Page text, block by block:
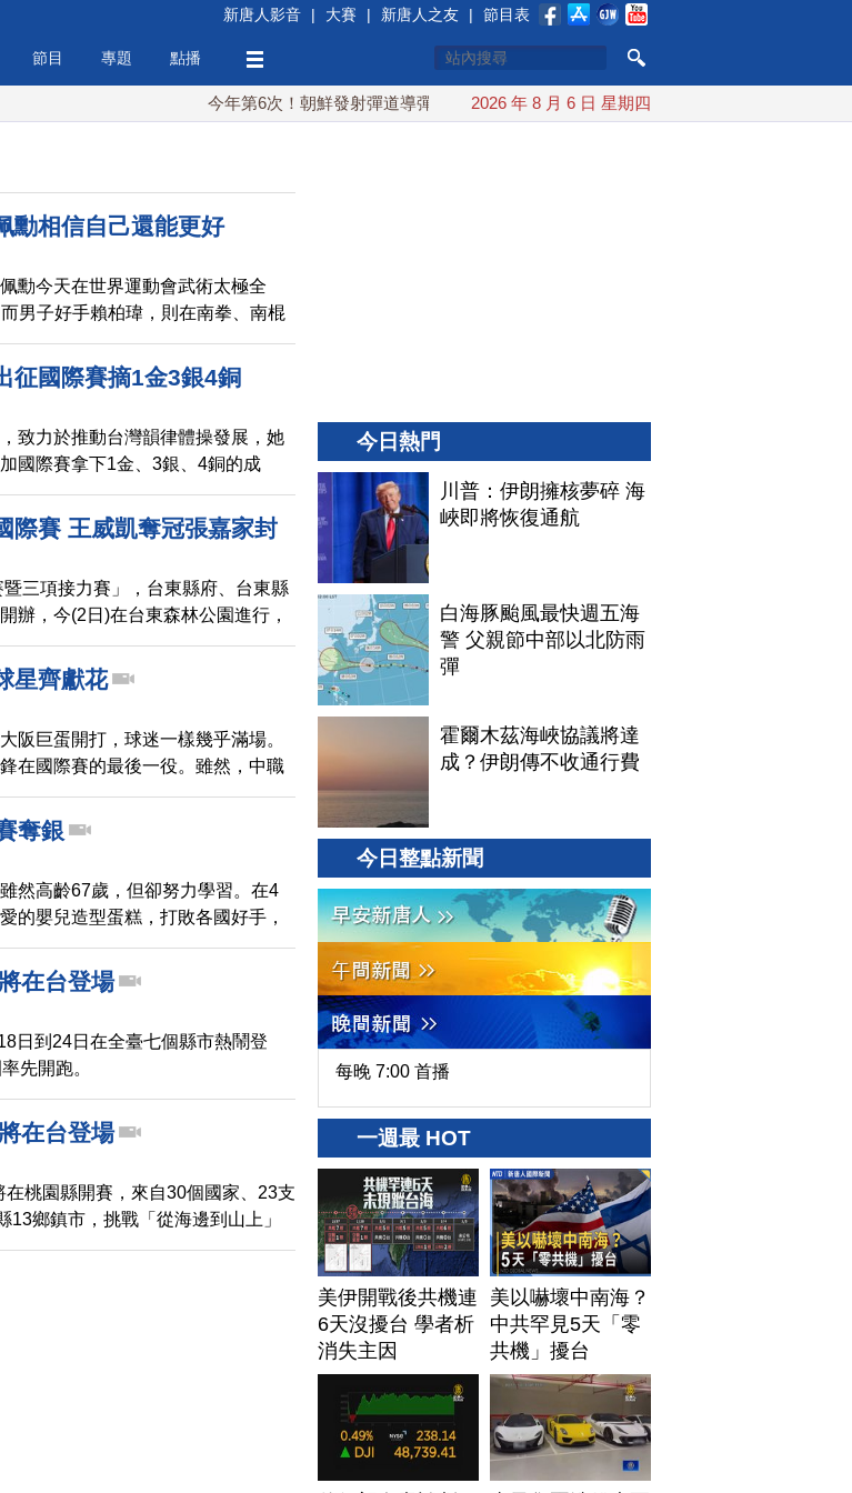
新唐人影音 | 大賽 | 新唐人之友 | 節目表
節目 專題 點播
今年第6次！朝鮮發射彈道導彈 落日本EEZ外 紅海戰火續升溫 也門胡塞武裝稱又襲擊
2026 年 8 月 6 日 星期四
勳相信自己還能更好
勳今天在世界運動會武術太極全
男子好手賴柏瑋，則在南拳、南棍
征國際賽摘1金3銀4銅
致力於推動台灣韻律體操發展，她
國際賽拿下1金、3銀、4銅的成
際賽 王威凱奪冠張嘉家封
暨三項接力賽」，台東縣府、台東縣
辦，今(2日)在台東森林公園進行，
名參加，分7梯次下水正式展開競
星齊獻花
阪巨蛋開打，球迷一樣幾乎滿場。
在國際賽的最後一役。雖然，中職
結束後，台日不分敵我，兩方球
鋒獻花，日本隊也列隊鼓掌，陳金
告一段落了！」
奪銀
然高齡67歲，但卻努力學習。在4
的嬰兒造型蛋糕，打敗各國好手，
在台登場
日到24日在全臺七個縣市熱鬧登
先開跑。
在台登場
桃園縣開賽，來自30個國家、23支
鄉鎮市，挑戰「從海邊到山上」
今日熱門
川普：伊朗擁核夢碎 海
峽即將恢復通航
白海豚颱風最快週五海
警 父親節中部以北防雨
彈
霍爾木茲海峽協議將達
成？伊朗傳不收通行費
今日整點新聞
每晚 7:00 首播
一週最 HOT
美伊開戰後共機連
6天沒擾台 學者析
消失主因
美以嚇壞中南海？
中共罕見5天「零
共機」擾台